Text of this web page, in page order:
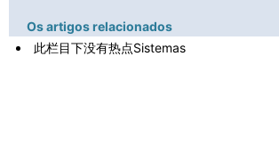
Os artigos relacionados
此栏目下没有热点Sistemas